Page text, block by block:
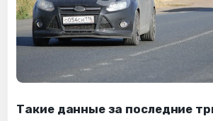
Такие данные за последние